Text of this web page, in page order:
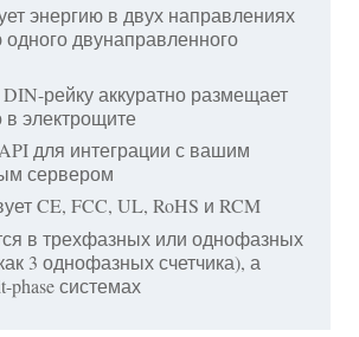
энергию в двух направлениях
двунаправленного
рейку аккуратно размещает
в электрощите
для интеграции с вашим
сервером
CE, FCC, UL, RoHS и RCM
в трехфазных или однофазных
3 однофазных счетчика), а
phase системах